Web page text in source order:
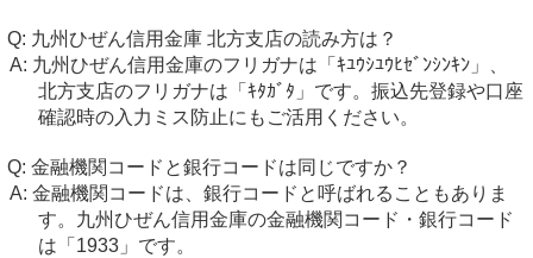
九州ひぜん信用金庫 北方支店の読み方は？
九州ひぜん信用金庫のフリガナは「ｷﾕｳｼﾕｳﾋｾﾞﾝｼﾝｷﾝ」、
北方支店のフリガナは「ｷﾀｶﾞﾀ」です。振込先登録や口座
確認時の入力ミス防止にもご活用ください。
金融機関コードと銀行コードは同じですか？
金融機関コードは、銀行コードと呼ばれることもありま
す。九州ひぜん信用金庫の金融機関コード・銀行コード
は「1933」です。